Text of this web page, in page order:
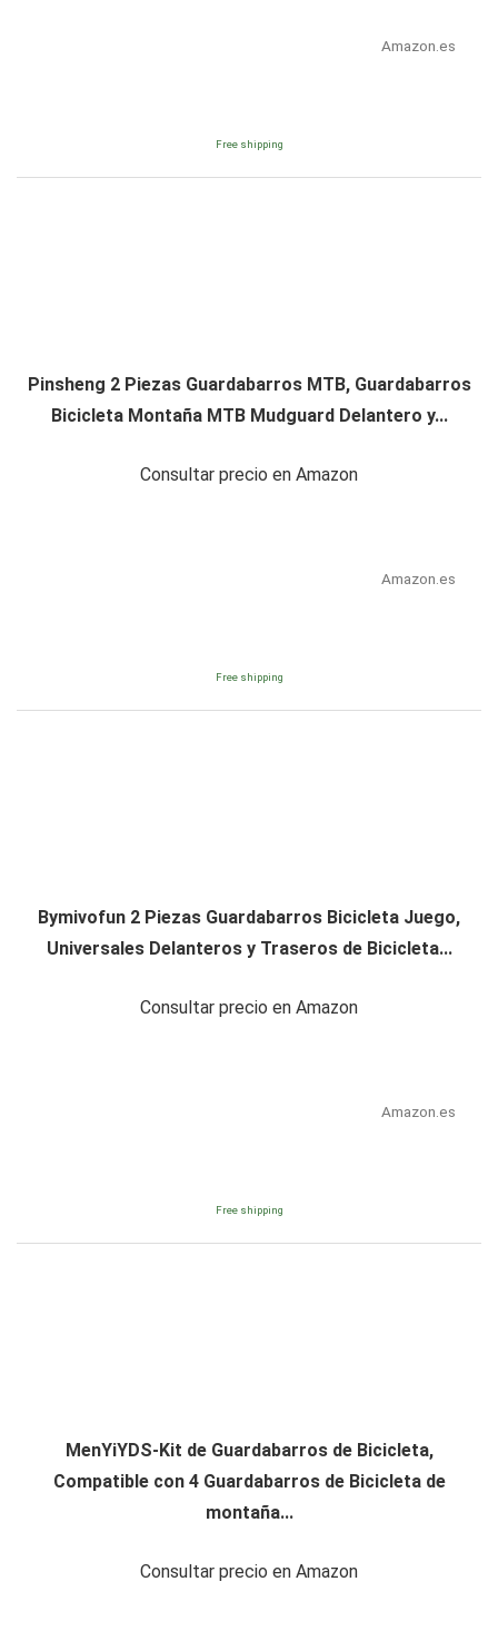
Amazon.es
Free shipping
Pinsheng 2 Piezas Guardabarros MTB, Guardabarros
Bicicleta Montaña MTB Mudguard Delantero y...
Consultar precio en Amazon
Amazon.es
Free shipping
Bymivofun 2 Piezas Guardabarros Bicicleta Juego,
Universales Delanteros y Traseros de Bicicleta...
Consultar precio en Amazon
Amazon.es
Free shipping
MenYiYDS-Kit de Guardabarros de Bicicleta,
Compatible con 4 Guardabarros de Bicicleta de
montaña...
Consultar precio en Amazon